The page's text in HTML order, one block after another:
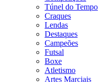
Túnel do Tempo
Craques
Lendas
Destaques
Campeões
Futsal
Boxe
Atletismo
Artes Marciais